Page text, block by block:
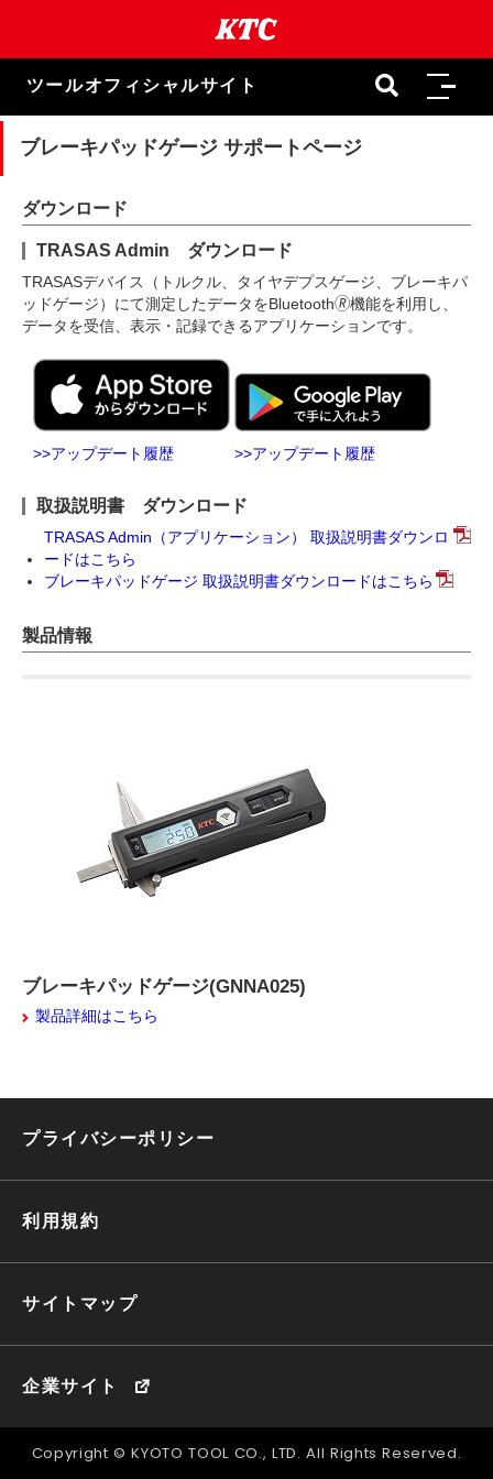
ま
キ
ツールオフィシャルサイト
ブレーキパッドゲージ サポートページ
ダウンロード
TRASAS Admin ダウンロード
TRASASデバイス（トルクル、タイヤデプスゲージ、ブレーキパ
ッドゲージ）にて測定したデータをBluetooth🄬機能を利用し、
データを受信、表示・記録できるアプリケーションです。
>>アップデート履歴 >>アップデート履歴
取扱説明書 ダウンロード
TRASAS Admin（アプリケーション） 取扱説明書ダウンロ
ードはこちら
ブレーキパッドゲージ 取扱説明書ダウンロードはこちら
製品情報
ブレーキパッドゲージ(GNNA025)
製品詳細はこちら
プライバシーポリシー
利用規約
サイトマップ
企業サイト
Copyright © KYOTO TOOL CO., LTD. All Rights Reserved.